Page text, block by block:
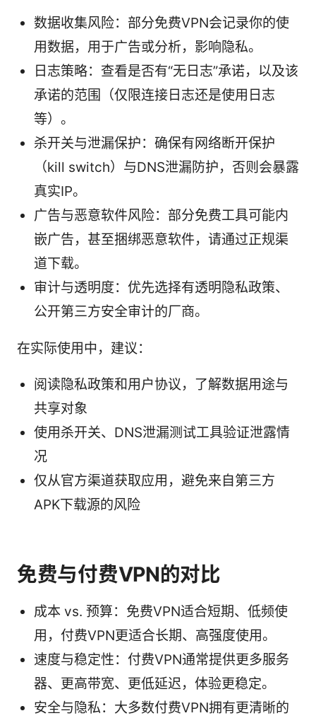
数据收集风险：部分免费VPN会记录你的使
用数据，用于广告或分析，影响隐私。
日志策略：查看是否有“无日志”承诺，以及该
承诺的范围（仅限连接日志还是使用日志
等）。
杀开关与泄漏保护：确保有网络断开保护
（kill switch）与DNS泄漏防护，否则会暴露
真实IP。
广告与恶意软件风险：部分免费工具可能内
嵌广告，甚至捆绑恶意软件，请通过正规渠
道下载。
审计与透明度：优先选择有透明隐私政策、
公开第三方安全审计的厂商。
在实际使用中，建议：
阅读隐私政策和用户协议，了解数据用途与
共享对象
使用杀开关、DNS泄漏测试工具验证泄露情
况
仅从官方渠道获取应用，避免来自第三方
APK下载源的风险
免费与付费VPN的对比
成本 vs. 预算：免费VPN适合短期、低频使
用，付费VPN更适合长期、高强度使用。
速度与稳定性：付费VPN通常提供更多服务
器、更高带宽、更低延迟，体验更稳定。
安全与隐私：大多数付费VPN拥有更清晰的